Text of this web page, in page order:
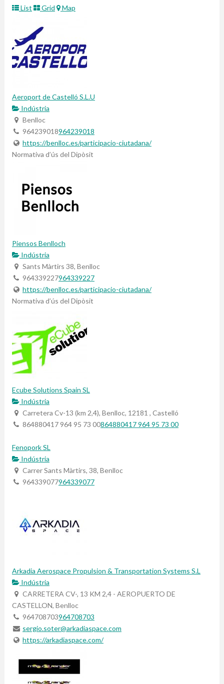
List Grid Map
Aeroport de Castelló S.L.U
Indústria
Benlloc
964239018964239018
https://benlloc.es/participacio-ciutadana/
Normativa d’ús del Dipòsit
Piensos Benlloch
Indústria
Sants Màrtirs 38, Benlloc
964339227964339227
https://benlloc.es/participacio-ciutadana/
Normativa d’ús del Dipòsit
Ecube Solutions Spain SL
Indústria
Carretera Cv-13 (km 2,4), Benlloc, 12181 , Castelló
864880417 964 95 73 00864880417 964 95 73 00
Fenopork SL
Indústria
Carrer Sants Màrtirs, 38, Benlloc
964339077964339077
Arkadia Aerospace Propulsion & Transportation Systems S.L
Indústria
CARRETERA CV-, 13 KM 2,4 - AEROPUERTO DE
CASTELLON, Benlloc
964708703964708703
sergio.soter@arkadiaspace.com
https://arkadiaspace.com/